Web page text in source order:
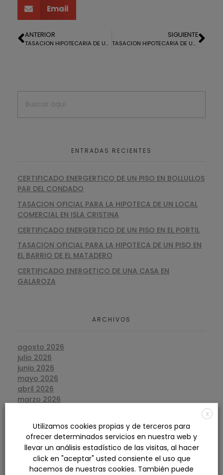
Email
ANTERIOR
TASACION HIPOTECARIA DE UN CHALET EN EL ROMPIDO
SIGUIENTE
TASACION HIPOTECARIA DE UN PISO EN GIBRALEON
ENTRADAS RECIENTES
CERTIFICADO ENERGERTICO DE UN PISO EN BOLLULLOS
PAR DEL CONDADO
TASACION OFICIAL PARA LA HIPOTECA DE UN LOCAL
COMERCIAL EN ISLA CRISTINA
CERTIFICADO ENERGERTICO DE UN PISO EN EL PORTIL
TASACION OFICIAL PARA LA HIPOTECA DE UN PISO EN
EL BARRIO DE EL MATADERO
CERTIFICADO ENERGETICO DE UNA CASA EN
GALAROZA
ARCHIVOS
agosto 2026
julio 2026
junio 2026
mayo 2026
abril 2026
marzo 2026
diciembre 2025
noviembre 2025
octubre 2025
septiembre 2025
agosto 2025
X
Utilizamos cookies propias y de terceros para
ofrecer determinados servicios en nuestra web y
llevar un análisis estadístico de las visitas, al hacer
click en "aceptar" usted consiente el uso que
hacemos de nuestras cookies. También puede